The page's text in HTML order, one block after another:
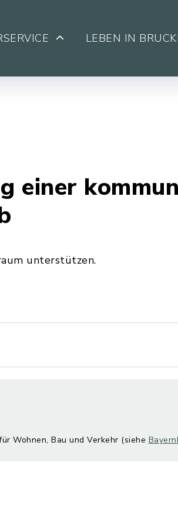
LEBEN IN
einer
unterstützen.
Wohnen, Bau und Verkehr (siehe